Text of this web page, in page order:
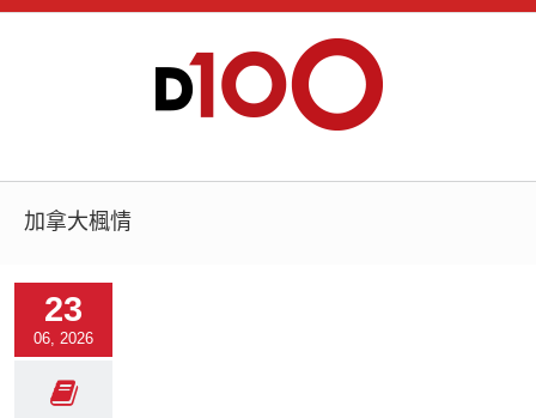
加拿大楓情
23
06, 2026